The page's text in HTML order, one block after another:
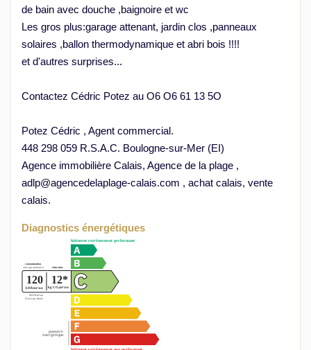
de bain avec douche ,baignoire et wc
Les gros plus:garage attenant, jardin clos ,panneaux
solaires ,ballon thermodynamique et abri bois !!!!
et d'autres surprises...
Contactez Cédric Potez au O6 O6 61 13 5O
Potez Cédric , Agent commercial.
448 298 059 R.S.A.C. Boulogne-sur-Mer (EI)
Agence immobilière Calais, Agence de la plage ,
adlp@agencedelaplage-calais.com , achat calais, vente
calais.
Diagnostics énergétiques